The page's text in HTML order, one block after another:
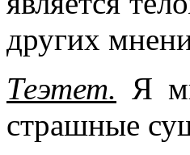
других
Теэтет. Я
страшные